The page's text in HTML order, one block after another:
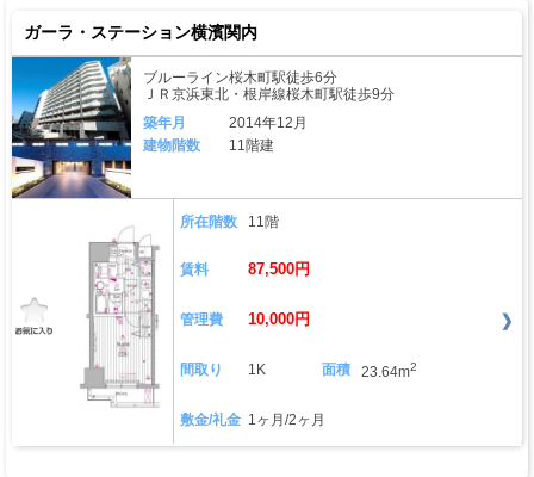
ガーラ・ステーション横濱関内
ブルーライン桜木町駅徒歩6分
ＪＲ京浜東北・根岸線桜木町駅徒歩9分
築年月
2014年12月
建物階数
11階建
所在階数 11階
賃料 87,500円
管理費 10,000円
間取り 1K 面積 23.64m2
敷金/礼金 1ヶ月/2ヶ月